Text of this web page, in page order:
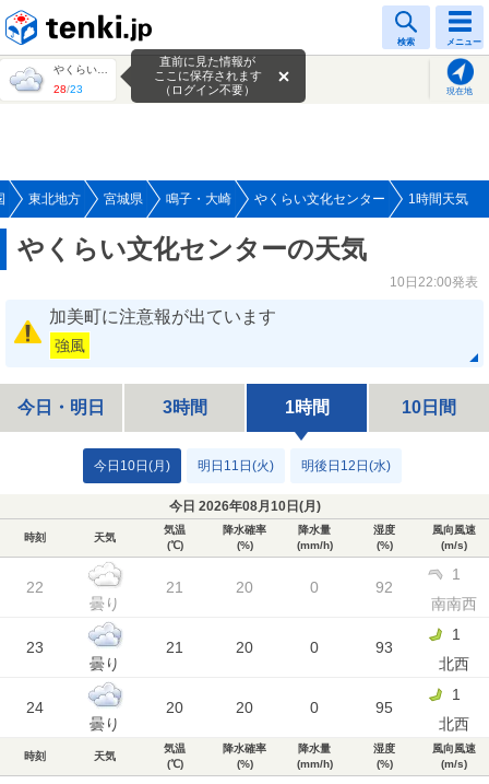
検索 メニュー
28/23 現在地
直前に見た情報が
ここに保存されます
（ログイン不要）
東北地方 宮城県 鳴子・大崎 やくらい文化センター 1時間天気
やくらい文化センターの天気
10日22:00発表
加美町に注意報が出ています
強風
今日・明日 3時間 1時間 10日間
今日10日(月) 明日11日(火) 明後日12日(水)
今日 2026年08月10日(月 )
時刻 天気
気温
(℃)
降水確率
(%)
降水量
(mm/h)
湿度
(%)
風向風速
(m/s)
22
曇り
21 20 0 92
1
南南西
23
曇り
21 20 0 93
1
北西
24
曇り
20 20 0 95
1
北西
時刻 天気
気温
(℃)
降水確率
(%)
降水量
(mm/h)
湿度
(%)
風向風速
(m/s)